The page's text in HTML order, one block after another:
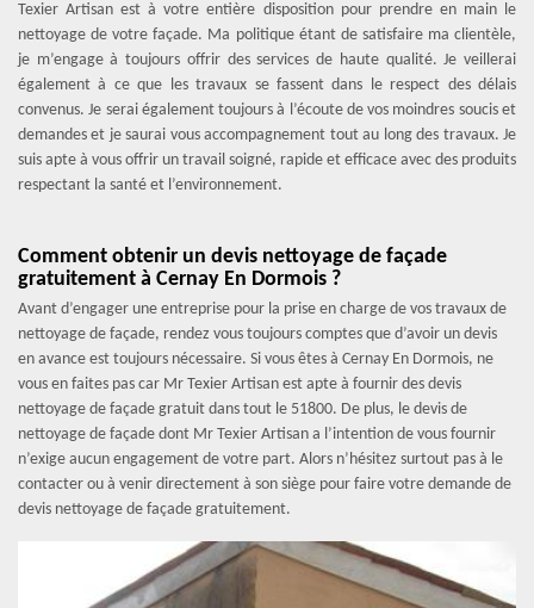
Texier Artisan est à votre entière disposition pour prendre en main le
nettoyage de votre façade. Ma politique étant de satisfaire ma clientèle,
je m’engage à toujours offrir des services de haute qualité. Je veillerai
également à ce que les travaux se fassent dans le respect des délais
convenus. Je serai également toujours à l’écoute de vos moindres soucis et
demandes et je saurai vous accompagnement tout au long des travaux. Je
suis apte à vous offrir un travail soigné, rapide et efficace avec des produits
respectant la santé et l’environnement.
Comment obtenir un devis nettoyage de façade
gratuitement à Cernay En Dormois ?
Avant d’engager une entreprise pour la prise en charge de vos travaux de
nettoyage de façade, rendez vous toujours comptes que d’avoir un devis
en avance est toujours nécessaire. Si vous êtes à Cernay En Dormois, ne
vous en faites pas car Mr Texier Artisan est apte à fournir des devis
nettoyage de façade gratuit dans tout le 51800. De plus, le devis de
nettoyage de façade dont Mr Texier Artisan a l’intention de vous fournir
n’exige aucun engagement de votre part. Alors n’hésitez surtout pas à le
contacter ou à venir directement à son siège pour faire votre demande de
devis nettoyage de façade gratuitement.